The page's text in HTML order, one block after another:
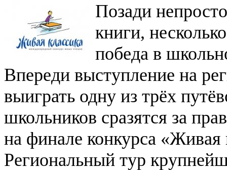
Позади
книги,
победа в
Впереди выступление на
выиграть одну из трёх
школьников сразятся за
на финале конкурса «Живая
Региональный тур